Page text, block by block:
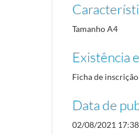
Tamanho A4
Existência
Ficha de
Data de
02/08/2021